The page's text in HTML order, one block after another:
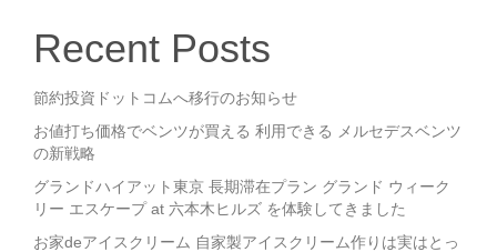
Recent Posts
節約投資ドットコムへ移行のお知らせ
お値打ち価格でベンツが買える 利用できる メルセデスベンツ
の新戦略
グランドハイアット東京 長期滞在プラン グランド ウィーク
リー エスケープ at 六本木ヒルズ を体験してきました
お家deアイスクリーム 自家製アイスクリーム作りは実はとっ